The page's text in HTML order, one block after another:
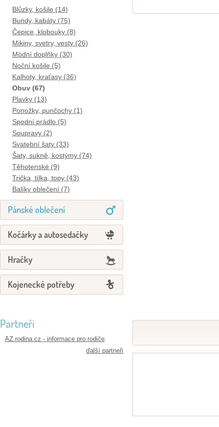
Blůzky, košile (14)
Bundy, kabáty (75)
Čepice, klobouky (8)
Mikiny, svetry, vesty (26)
Módní doplňky (30)
Noční košile (5)
Kalhoty, kraťasy (36)
Obuv (67)
Plavky (13)
Ponožky, punčochy (1)
Spodní prádlo (5)
Soupravy (2)
Svatební šaty (33)
Šaty, sukně, kostýmy (74)
Těhotenské (9)
Trička, tílka, topy (43)
Balíky oblečení (7)
Pánské oblečení
Kočárky a autosedačky
Hračky
Kojenecké potřeby
Partneři
AZ rodina.cz - informace pro rodiče
ďalší partneři